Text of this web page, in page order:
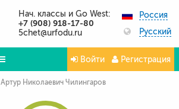
Нач. классы и Go West:
+7 (908) 918-17-80
5chet@urfodu.ru
Россия
Русский
Войти Регистрация
Артур Николаевич Чилингаров